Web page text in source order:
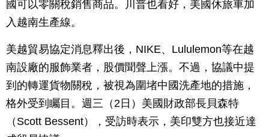
國可以零關稅銷售商品。川普也看好，美國休旅車加
入越南生產線。
美越貿易協定消息釋出後，NIKE、Lululemon等在越
南設廠的服飾業者，股價聞聲上漲。不過，協議中提
到的轉運貨物關稅，被視為圍堵中國洗產地的措施，
格外受到矚目。週三（2日）美國財政部長貝森特
（Scott Bessent），受訪時表示，美印雙方也接近達